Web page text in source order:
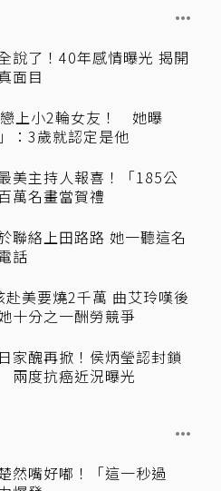
說了！40年感情曝光 揭開
面目
上小2輪女友！ 她曝
：3歲就認定是他
美主持人報喜！「185公
萬名畫當賀禮
聯絡上田路路 她一聽這名
話
赴美要燒2千萬 曲艾玲嘆後
十分之一酬勞競爭
家醜再掀！侯炳瑩認封鎖
度抗癌近況曝光
然嘴好嘟！「這一秒過